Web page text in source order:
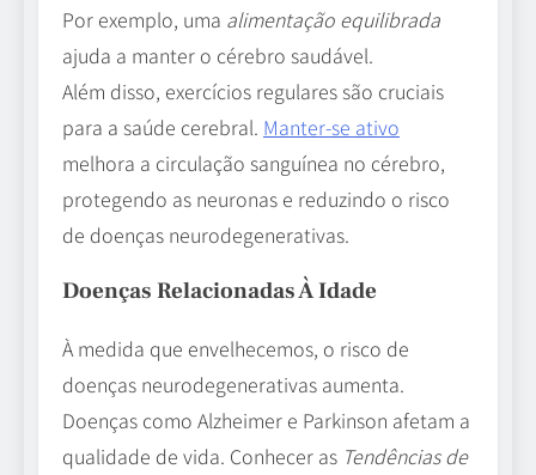
Por exemplo, uma alimentação equilibrada
ajuda a manter o cérebro saudável.
Além disso, exercícios regulares são cruciais
para a saúde cerebral. Manter-se ativo
melhora a circulação sanguínea no cérebro,
protegendo as neuronas e reduzindo o risco
de doenças neurodegenerativas.
Doenças Relacionadas À Idade
À medida que envelhecemos, o risco de
doenças neurodegenerativas aumenta.
Doenças como Alzheimer e Parkinson afetam a
qualidade de vida. Conhecer as Tendências de